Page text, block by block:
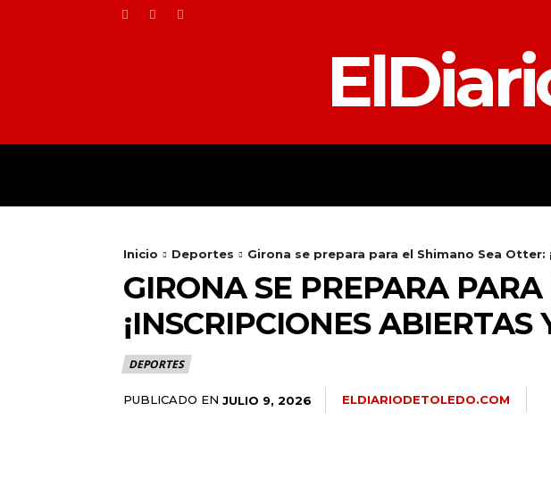
Inicio Deportes Girona se prepara para el Shimano Sea
GIRONA SE PREPARA
¡INSCRIPCIONES
DEPORTES
PUBLICADO EN JULIO 9, 2026 ELDIARIODETOLEDO.COM